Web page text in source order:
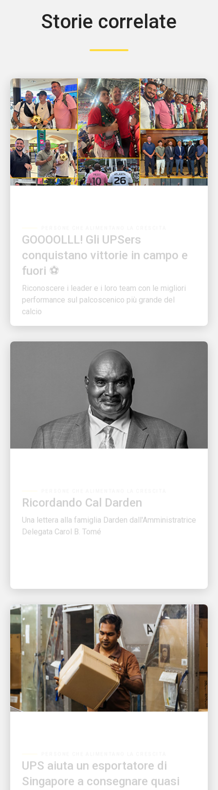
Storie correlate
conquistano vittorie in campo e
fuori ⚽
Riconoscere i leader e i loro team con le migliori
performance sul palcoscenico più grande del
calcio
Una lettera alla famiglia Darden dall'Amministratrice
Delegata Carol B. Tomé
Singapore a consegnare quasi
10.000 ordini sotto pressione